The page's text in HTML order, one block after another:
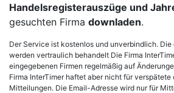
Handelsregisterauszüge und
gesuchten Firma downladen.
Der Service ist kostenlos und unverbindlich.
werden vertraulich behandelt Die Firma
eingegebenen Firmen regelmäßig auf
Firma InterTimer haftet aber nicht für
Mitteilungen. Die Email-Adresse wird nur für